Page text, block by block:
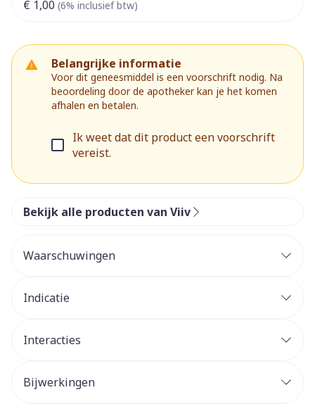
€ 1,00 (6% inclusief btw)
Belangrijke informatie
Voor dit geneesmiddel is een voorschrift nodig. Na
beoordeling door de apotheker kan je het komen
afhalen en betalen.
Ik weet dat dit product een voorschrift
vereist.
Bekijk alle producten van Viiv
Waarschuwingen
Indicatie
Interacties
Bijwerkingen